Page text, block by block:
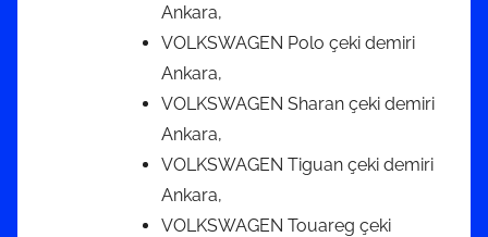
Ankara,
VOLKSWAGEN Polo çeki demiri
Ankara,
VOLKSWAGEN Sharan çeki demiri
Ankara,
VOLKSWAGEN Tiguan çeki demiri
Ankara,
VOLKSWAGEN Touareg çeki